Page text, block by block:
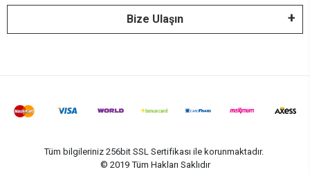
Bize Ulaşın
Tüm bilgileriniz 256bit SSL Sertifikası ile korunmaktadır.
© 2019 Tüm Hakları Saklıdır